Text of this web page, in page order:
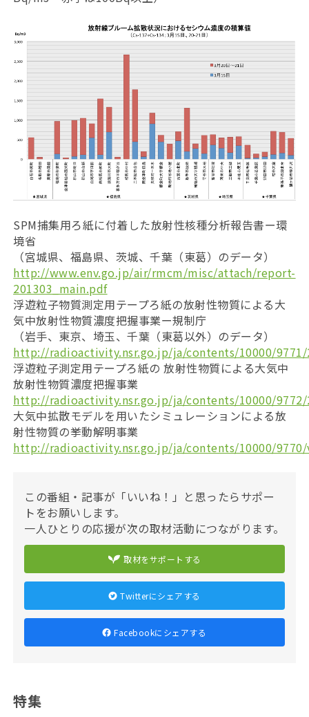
SPM捕集用ろ紙に付着した放射性核種分析報告書ー環
境省
（宮城県、福島県、茨城、千葉（東葛）のデータ）
http://www.env.go.jp/air/rmcm/misc/attach/report-
201303_main.pdf
浮遊粒子物質測定用テープろ紙の放射性物質による大
気中放射性物質濃度把握事業ー規制庁
（岩手、東京、埼玉、千葉（東葛以外）のデータ）
http://radioactivity.nsr.go.jp/ja/contents/10000/
浮遊粒子測定用テープろ紙の 放射性物質による大気中
放射性物質濃度把握事業
http://radioactivity.nsr.go.jp/ja/contents/10000/
大気中拡散モデルを用いたシミュレーションによる放
射性物質の挙動解明事業
http://radioactivity.nsr.go.jp/ja/contents/10000/
この番組・記事が「いいね！」と思ったらサポー
トをお願いします。
一人ひとりの応援が次の取材活動につながります。
取材をサポートする
Twitterにシェアする
Facebookにシェアする
特集